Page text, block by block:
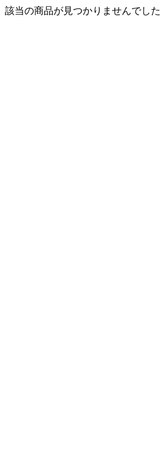
該当の商品が見つかりませんでした